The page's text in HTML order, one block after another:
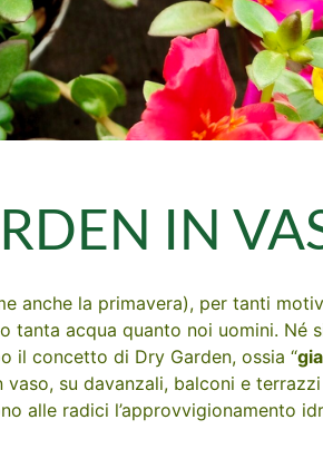
IN
anche la primavera), per tanti
tanta acqua quanto noi uomini. Né
il concetto di Dry Garden, ossia “
su davanzali, balconi e
alle radici l’approvvigionamento